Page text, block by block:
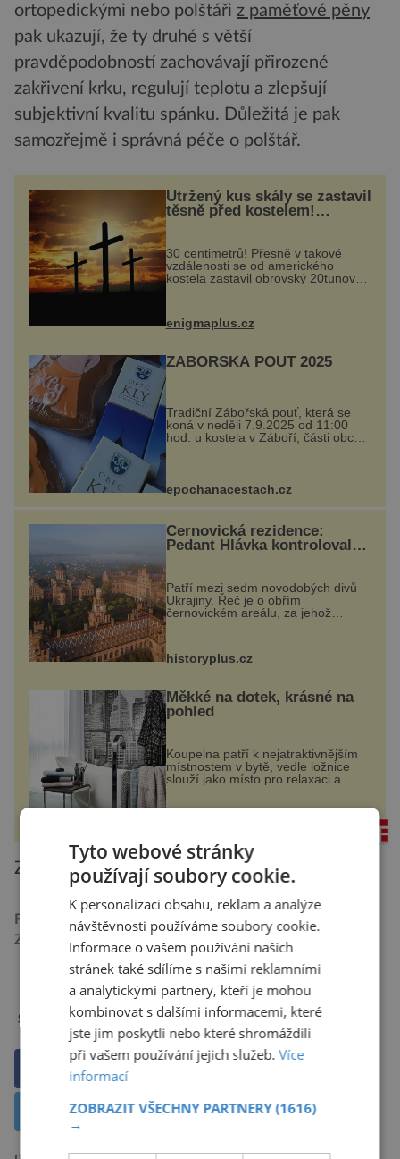
ortopedickými nebo polštáři z paměťové pěny
pak ukazují, že ty druhé s větší
pravděpodobností zachovávají přirozené
zakřivení krku, regulují teplotu a zlepšují
subjektivní kvalitu spánku. Důležitá je pak
samozřejmě i správná péče o polštář.
Utržený kus skály se zastavil
těsně před kostelem!
Ochránila ho boží síla?
30 centimetrů! Přesně v takové
vzdálenosti se od amerického
kostela zastavil obrovský 20tunový
při její demolici. Podle místních stojí
...
enigmaplus.cz
ZÁBOŘSKÁ POUŤ 2025
Tradiční Zábořská pouť, která se
koná v neděli 7.9.2025 od 11:00
hod. u kostela v Záboří, části obce
Kly u Mělníka. V programu
naleznete komentovanou prohlídku
atrakce...
epochanacestach.cz
Černovická rezidence:
Pedant Hlávka kontroloval
Patří mezi sedm novodobých divů
Ukrajiny. Řeč je o obřím
černovickém areálu, za jehož
vznikem stál slavný český architekt
Josef Hlávka. Ten si na něm dal
mimořádně záležet. Jeho stavební
plány by při ...
historyplus.cz
Měkké na dotek, krásné na
pohled
Koupelna patří k nejatraktivnějším
místnostem v bytě, vedle ložnice
slouží jako místo pro relaxaci a
odpočinek. Koupelnový textil –
ručníky, osušky a koberečky –
Zdroje:National Geograpic
Foto:
Pixabay
Zdroje informací:
National Geograpic
Štítky: zdraví
Sdílet na X
Tyto webové stránky
používají soubory cookie.
K personalizaci obsahu, reklam a analýze
návštěvnosti používáme soubory cookie.
Informace o vašem používání našich
stránek také sdílíme s našimi reklamními
a analytickými partnery, kteří je mohou
kombinovat s dalšími informacemi, které
jste jim poskytli nebo které shromáždili
při vašem používání jejich služeb.Více
informací
ZOBRAZIT VŠECHNY PARTNERY(1616)
→